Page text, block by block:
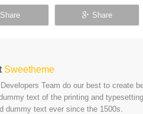
Share Share
Sweetheme
Team do our best to create
text of the printing and
dummy text ever since the 1500s.